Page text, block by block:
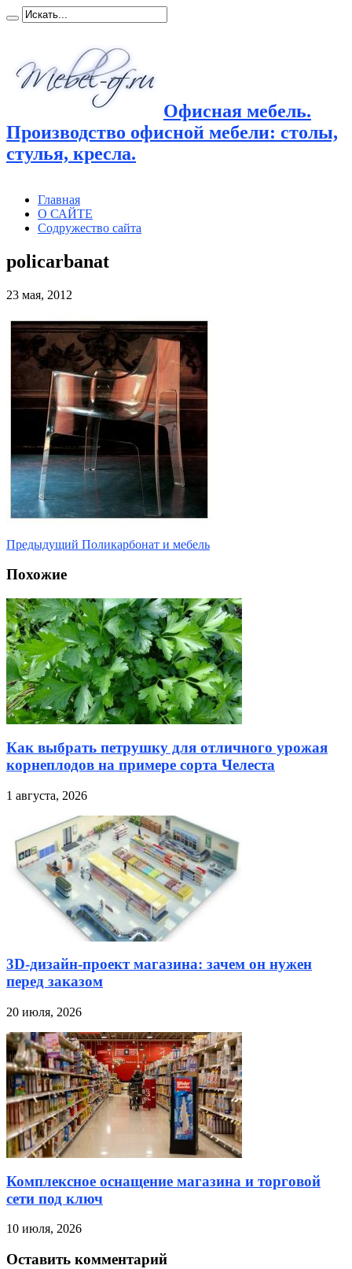
Офисная мебель.
Производство офисной мебели: столы,
стулья, кресла.
Главная
О САЙТЕ
Содружество сайта
policarbanat
23 мая, 2012
Предыдущий Поликарбонат и мебель
Похожие
Как выбрать петрушку для отличного урожая
корнеплодов на примере сорта Челеста
1 августа, 2026
3D-дизайн-проект магазина: зачем он нужен
перед заказом
20 июля, 2026
Комплексное оснащение магазина и торговой
сети под ключ
10 июля, 2026
Оставить комментарий